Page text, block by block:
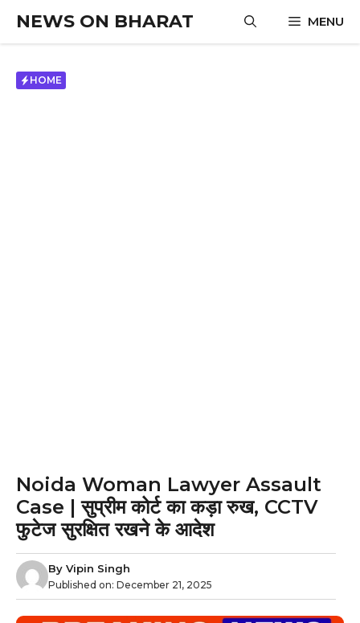
content
NEWS ON BHARAT MENU
HOME
Noida Woman Lawyer Assault
Case | सुप्रीम कोर्ट का कड़ा रुख, CCTV
फुटेज सुरक्षित रखने के आदेश
By Vipin Singh
Published on: December 21, 2025